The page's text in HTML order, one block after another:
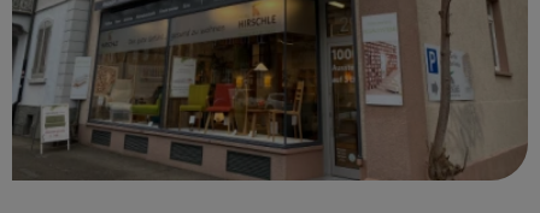
HÄNDLER FINDEN
ÖKOLOGISCH EINRICHTEN
ÜBERBLICK
MASSIVHOLZMÖBEL